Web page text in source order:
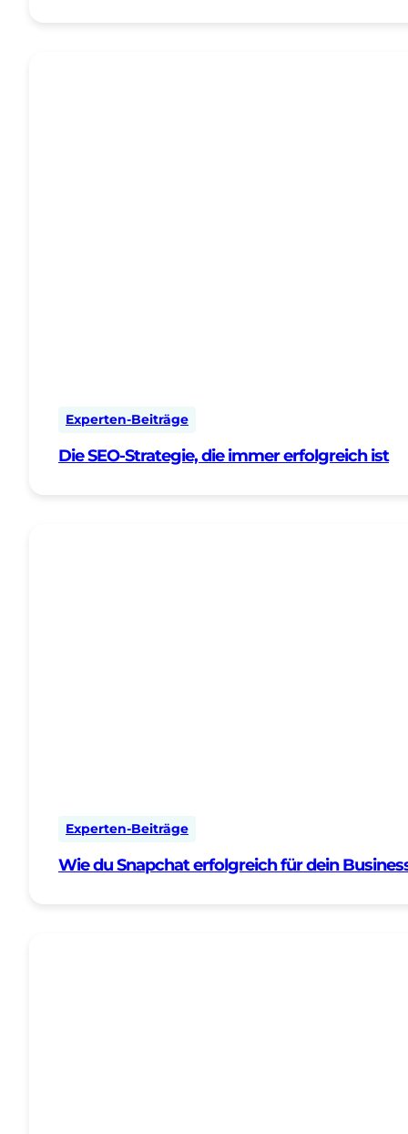
Experten-Beiträge
Die SEO-Strategie, die immer erfolgreich ist
Experten-Beiträge
Wie du Snapchat erfolgreich für dein